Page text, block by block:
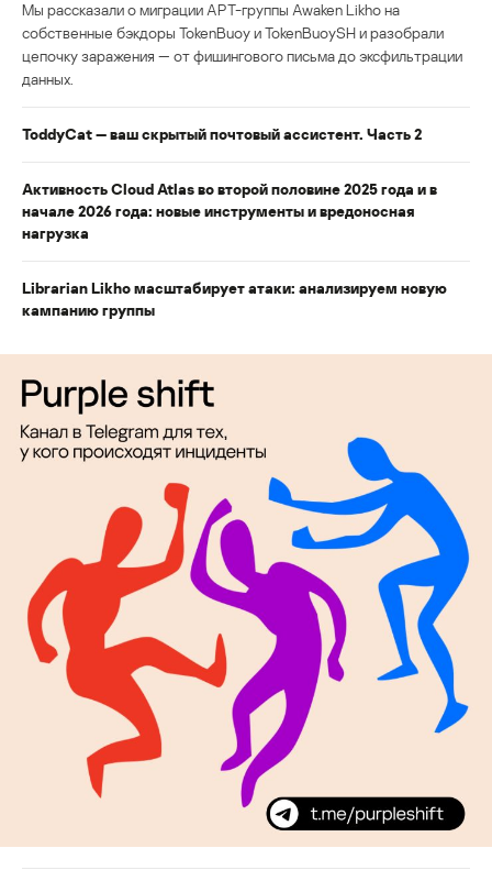
Мы рассказали о миграции APT-группы Awaken Likho на
собственные бэкдоры TokenBuoy и TokenBuoySH и разобрали
цепочку заражения — от фишингового письма до эксфильтрации
данных.
ToddyCat — ваш скрытый почтовый ассистент. Часть 2
Активность Cloud Atlas во второй половине 2025 года и в
начале 2026 года: новые инструменты и вредоносная
нагрузка
Librarian Likho масштабирует атаки: анализируем новую
кампанию группы